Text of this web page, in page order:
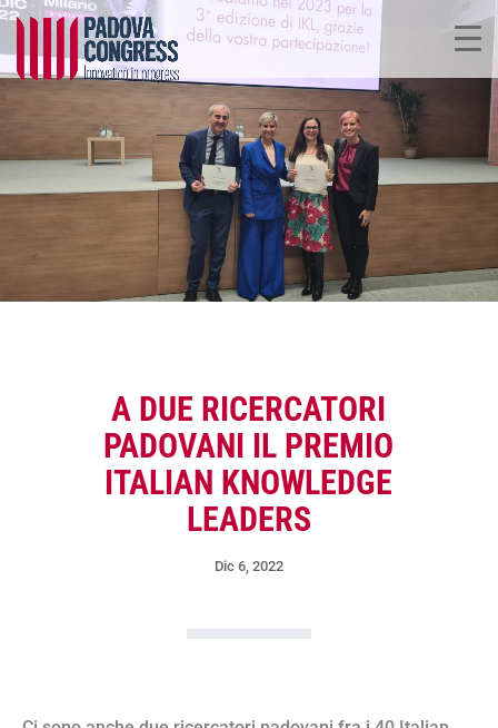
A DUE RICERCATORI
PADOVANI IL PREMIO
ITALIAN KNOWLEDGE
LEADERS
Dic 6, 2022